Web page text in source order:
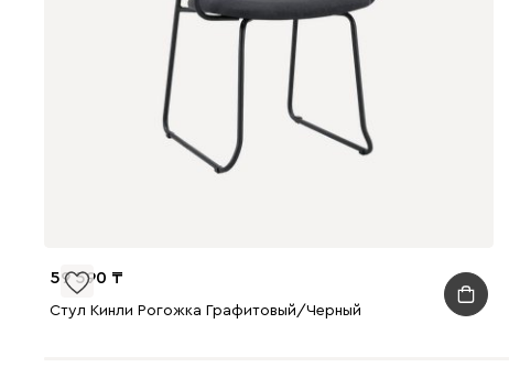
59 590
Стул Кинли Рогожка Графитовый/Черный